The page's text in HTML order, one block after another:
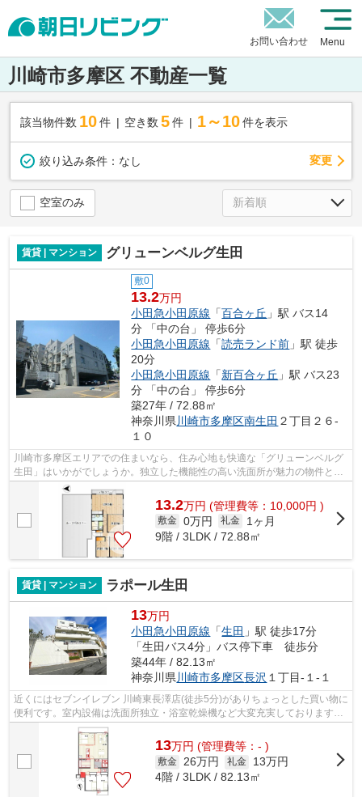
お問い合わせ Menu
川崎市多摩区 不動産一覧
該当物件数 10件 空き数 5 件 1～10 件を表示
絞り込み条件： なし 変更
空室のみ
賃貸 | マンション グリューンベルグ生田
敷0
13.2万円
小田急小田原線 「百合ヶ丘 」駅 バス14
分 「中の台」 停歩6分
小田急小田原線 「読売ランド前 」駅 徒歩
20分
小田急小田原線 「新百合ヶ丘 」駅 バス23
分 「中の台」 停歩6分
築27年 / 72.88㎡
神奈川県 川崎市多摩区南生田 ２丁目２６-
１０
川崎市多摩区エリアでの住まいなら、住み心地も快適な「グリューンベルグ
生田」はいかがでしょうか。独立した機能性の高い洗面所が魅力の物件とな
っています。知らない人が来た時でも...
13.2万円 (管理費等：10,000円 )
敷金 0万円 礼金
1ヶ月
9階 / 3LDK / 72.88㎡
賃貸 | マンション ラポール生田
13万円
小田急小田原線 「生田 」駅 徒歩17分
「生田バス4分」バス停下車 徒歩分
築44年 / 82.13㎡
神奈川県 川崎市多摩区長沢 １丁目-１-１
近くにはセブンイレブン 川崎東長澤店(徒歩5分)がありちょっとした買い物に
便利です。室内設備は洗面所独立・浴室乾燥機など大変充実しております。
東南向きのマンションです。川崎市...
13万円 (管理費等：- )
敷金 26万円 礼金
13万円
4階 / 3LDK / 82.13㎡